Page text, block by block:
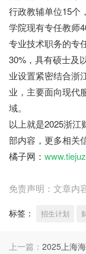
行政教辅单位15个
学院现有专任教师
专业技术职务的专
30%，具有硕士及
业设置紧密结合浙
业，主要面向现代
域。
以上就是2025浙江
部内容，更多相关
橘子网：
免责声明：文章内
标签： 招生计划
上一篇： 2025上海